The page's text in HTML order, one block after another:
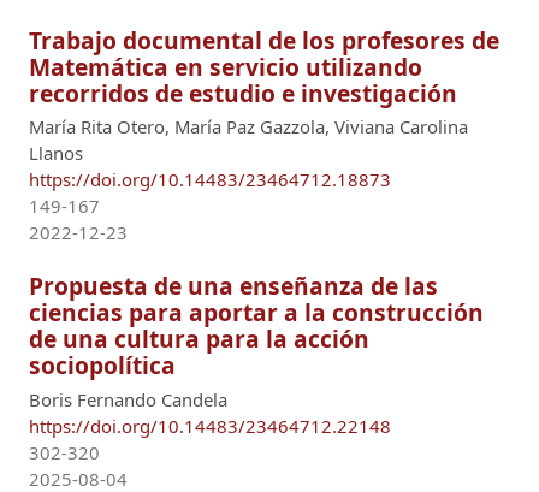
Trabajo documental de los profesores de
Matemática en servicio utilizando
recorridos de estudio e investigación
María Rita Otero, María Paz Gazzola, Viviana Carolina
Llanos
https://doi.org/10.14483/23464712.18873
149-167
2022-12-23
Propuesta de una enseñanza de las
ciencias para aportar a la construcción
de una cultura para la acción
sociopolítica
Boris Fernando Candela
https://doi.org/10.14483/23464712.22148
302-320
2025-08-04